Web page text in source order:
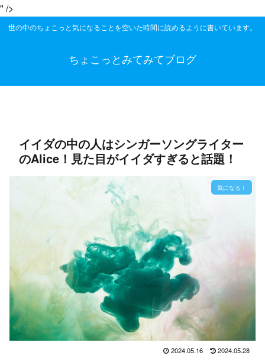
" />
世の中のちょこっと気になることを空いた時間に読めるように書いています。
ちょこっとみてみてブログ
イイダの中の人はシンガーソングライター
のAlice！見た目がイイダすぎると話題！
気になる！
2024.05.16 2024.05.28